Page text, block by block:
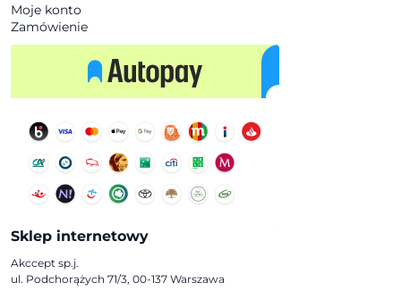
Moje konto
Zamówienie
Sklep internetowy
Akccept sp.j.
ul. Podchorążych 71/3, 00-137 Warszawa